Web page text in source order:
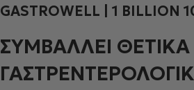
GASTROWELL | 1 BILLION
ΣΥΜΒΑΛΛΕΙ